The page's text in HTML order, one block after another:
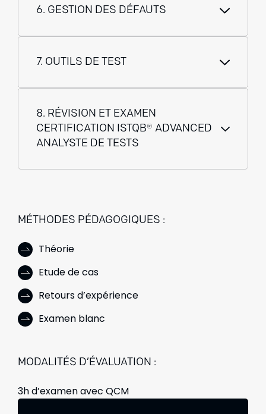
6. GESTION DES DÉFAUTS
7. OUTILS DE TEST
8. RÉVISION ET EXAMEN
CERTIFICATION ISTQB® ADVANCED
ANALYSTE DE TESTS
MÉTHODES PÉDAGOGIQUES :
Théorie
Etude de cas
Retours d’expérience
Examen blanc
MODALITÉS D’ÉVALUATION :
3h d’examen avec QCM